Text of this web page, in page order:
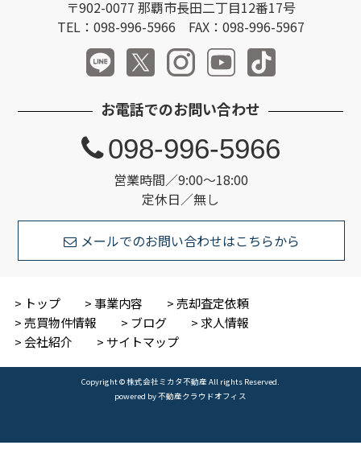
〒902-0077 那覇市長田二丁目12番17号
TEL：098-996-5966 FAX：098-996-5967
お電話でのお問い合わせ
営業時間／9:00～18:00
定休日／無し
098-996-5966
メールでのお問い合わせはこちらから
トップ 事業内容
売却査定依頼
売買物件情報
ブログ
求人情報
会社紹介
サイトマップ
Copyright © 株式会社ミカタ不動産 All rights Reserved.
powered by 不動産クラウドオフィス